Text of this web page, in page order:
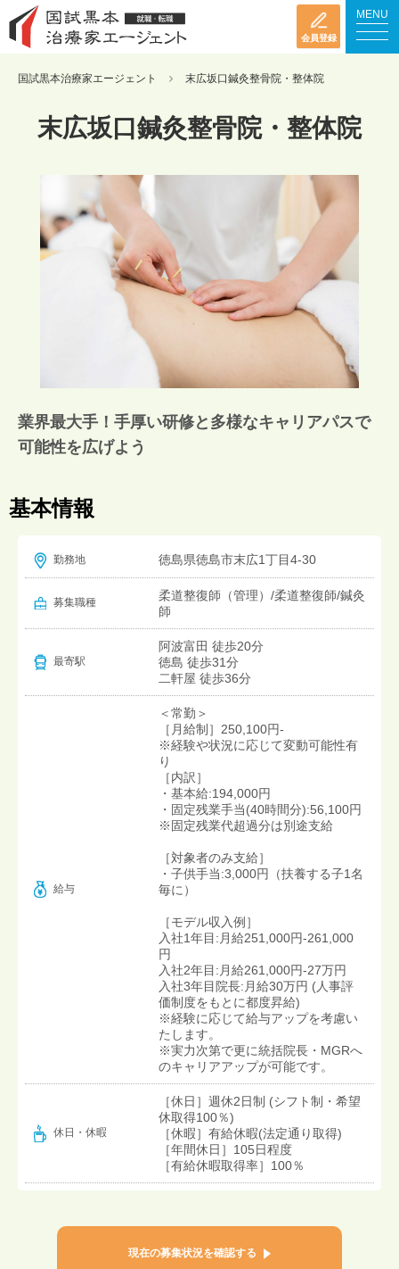
会員登録
MENU
国試黒本治療家エージェント 末広坂口鍼灸整骨院・整体院
末広坂口鍼灸整骨院・整体院
業界最大手！手厚い研修と多様なキャリアパスで
可能性を広げよう
基本情報
勤務地 徳島県徳島市末広1丁目4-30
募集職種
柔道整復師（管理）/柔道整復師/鍼灸
師
最寄駅
阿波富田 徒歩20分
徳島 徒歩31分
二軒屋 徒歩36分
給与
＜常勤＞
［月給制］250,100円-
※経験や状況に応じて変動可能性有
り
［内訳］
・基本給:194,000円
・固定残業手当(40時間分):56,100円
※固定残業代超過分は別途支給
［対象者のみ支給］
・子供手当:3,000円（扶養する子1名
毎に）
［モデル収入例］
入社1年目:月給251,000円-261,000
円
入社2年目:月給261,000円-27万円
入社3年目院長:月給30万円 (人事評
価制度をもとに都度昇給)
※経験に応じて給与アップを考慮い
たします。
※実力次第で更に統括院長・MGRへ
のキャリアアップが可能です。
休日・休暇
［休日］週休2日制 (シフト制・希望
休取得100％)
［休暇］有給休暇(法定通り取得)
［年間休日］105日程度
［有給休暇取得率］100％
現在の募集状況を確認する